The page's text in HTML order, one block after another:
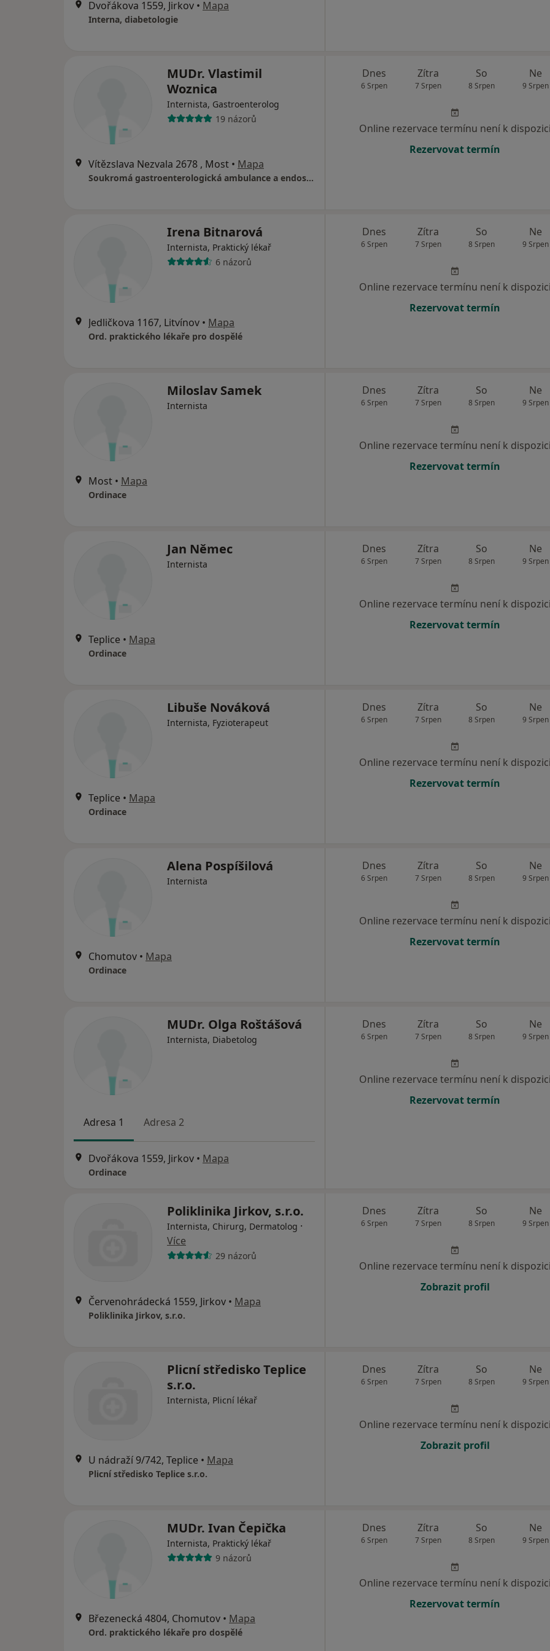
Dvořákova 1559, Jirkov • Mapa
Interna, diabetologie
MUDr. Vlastimil
Woznica
Internista, Gastroenterolog
19 názorů
Vítězslava Nezvala 2678 , Most • Mapa
Soukromá gastroenterologická ambulance a endoskopie
Dnes
6 Srpen
Zítra
7 Srpen
So
8 Srpen
Ne
9 Srpen
Online rezervace termínu není k dispozici
Rezervovat termín
Irena Bitnarová
Internista, Praktický lékař
6 názorů
Jedličkova 1167, Litvínov • Mapa
Ord. praktického lékaře pro dospělé
Dnes
6 Srpen
Zítra
7 Srpen
So
8 Srpen
Ne
9 Srpen
Online rezervace termínu není k dispozici
Rezervovat termín
Miloslav Samek
Internista
Most • Mapa
Ordinace
Dnes
6 Srpen
Zítra
7 Srpen
So
8 Srpen
Ne
9 Srpen
Online rezervace termínu není k dispozici
Rezervovat termín
Jan Němec
Internista
Teplice • Mapa
Ordinace
Dnes
6 Srpen
Zítra
7 Srpen
So
8 Srpen
Ne
9 Srpen
Online rezervace termínu není k dispozici
Rezervovat termín
Libuše Nováková
Internista, Fyzioterapeut
Teplice • Mapa
Ordinace
Dnes
6 Srpen
Zítra
7 Srpen
So
8 Srpen
Ne
9 Srpen
Online rezervace termínu není k dispozici
Rezervovat termín
Alena Pospíšilová
Internista
Chomutov • Mapa
Ordinace
Dnes
6 Srpen
Zítra
7 Srpen
So
8 Srpen
Ne
9 Srpen
Online rezervace termínu není k dispozici
Rezervovat termín
MUDr. Olga Roštášová
Internista, Diabetolog
Adresa 1 Adresa 2
Dvořákova 1559, Jirkov • Mapa
Ordinace
Dnes
6 Srpen
Zítra
7 Srpen
So
8 Srpen
Ne
9 Srpen
Online rezervace termínu není k dispozici
Rezervovat termín
Poliklinika Jirkov, s.r.o.
Internista, Chirurg, Dermatolog ·
Více
29 názorů
Červenohrádecká 1559, Jirkov • Mapa
Poliklinika Jirkov, s.r.o.
Dnes
6 Srpen
Zítra
7 Srpen
So
8 Srpen
Ne
9 Srpen
Online rezervace termínu není k dispozici
Zobrazit profil
Plicní středisko Teplice
s.r.o.
Internista, Plicní lékař
U nádraží 9/742, Teplice • Mapa
Plicní středisko Teplice s.r.o.
Dnes
6 Srpen
Zítra
7 Srpen
So
8 Srpen
Ne
9 Srpen
Online rezervace termínu není k dispozici
Zobrazit profil
MUDr. Ivan Čepička
Internista, Praktický lékař
9 názorů
Březenecká 4804, Chomutov • Mapa
Ord. praktického lékaře pro dospělé
Dnes
6 Srpen
Zítra
7 Srpen
So
8 Srpen
Ne
9 Srpen
Online rezervace termínu není k dispozici
Rezervovat termín